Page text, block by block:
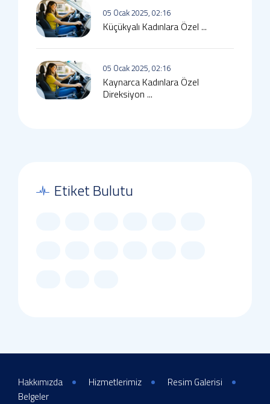
05 Ocak 2025, 02:16
Küçükyalı Kadınlara Özel ...
05 Ocak 2025, 02:16
Kaynarca Kadınlara Özel
Direksiyon ...
Etiket Bulutu
Hakkımızda Hizmetlerimiz
Resim Galerisi
Belgeler